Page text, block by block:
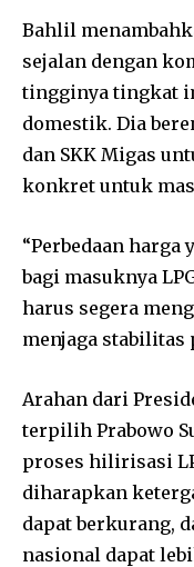
Bahlil
sejalan dengan
tingginya tingkat
domestik. Dia
dan SKK Migas
konkret untuk
“Perbedaan
bagi masuknya
harus segera
menjaga stabilitas
Arahan dari
terpilih Prabowo
proses hilirisasi
diharapkan
dapat berkurang,
nasional dapat